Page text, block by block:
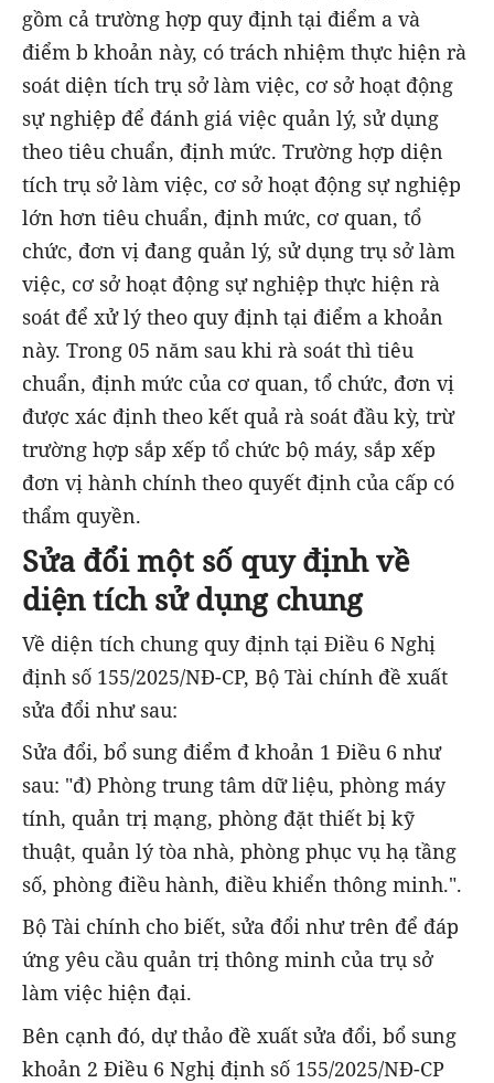
gồm cả trường hợp quy định tại điểm a và
điểm b khoản này, có trách nhiệm thực hiện rà
soát diện tích trụ sở làm việc, cơ sở hoạt động
sự nghiệp để đánh giá việc quản lý, sử dụng
theo tiêu chuẩn, định mức. Trường hợp diện
tích trụ sở làm việc, cơ sở hoạt động sự nghiệp
lớn hơn tiêu chuẩn, định mức, cơ quan, tổ
chức, đơn vị đang quản lý, sử dụng trụ sở làm
việc, cơ sở hoạt động sự nghiệp thực hiện rà
soát để xử lý theo quy định tại điểm a khoản
này. Trong 05 năm sau khi rà soát thì tiêu
chuẩn, định mức của cơ quan, tổ chức, đơn vị
được xác định theo kết quả rà soát đầu kỳ, trừ
trường hợp sắp xếp tổ chức bộ máy, sắp xếp
đơn vị hành chính theo quyết định của cấp có
thẩm quyền.
Sửa đổi một số quy định về
diện tích sử dụng chung
Về diện tích chung quy định tại Điều 6 Nghị
định số 155/2025/NĐ-CP, Bộ Tài chính đề xuất
sửa đổi như sau:
Sửa đổi, bổ sung điểm đ khoản 1 Điều 6 như
sau: "đ) Phòng trung tâm dữ liệu, phòng máy
tính, quản trị mạng, phòng đặt thiết bị kỹ
thuật, quản lý tòa nhà, phòng phục vụ hạ tầng
số, phòng điều hành, điều khiển thông minh.".
Bộ Tài chính cho biết, sửa đổi như trên để đáp
ứng yêu cầu quản trị thông minh của trụ sở
làm việc hiện đại.
Bên cạnh đó, dự thảo đề xuất sửa đổi, bổ sung
khoản 2 Điều 6 Nghị định số 155/2025/NĐ-CP